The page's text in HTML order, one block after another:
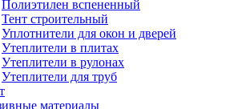
Полиэтилен вспененный
Тент строительный
Уплотнители для окон и дверей
Утеплители в плитах
Утеплители в рулонах
Утеплители для труб
материалы